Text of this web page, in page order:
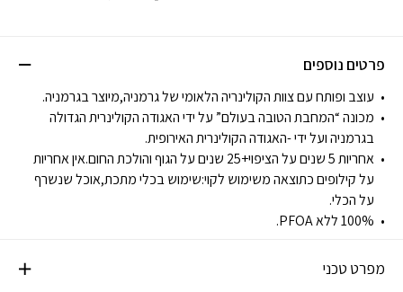
פרטים נוספים
עוצב ופותח עם צוות הקולינריה הלאומי של גרמניה,מיוצר בגרמניה.
מכונה “המחבת הטובה בעולם” על ידי האגודה הקולינרית הגדולה
בגרמניה ועל ידי -האגודה הקולינרית האירופית.
אחריות 5 שנים על הציפוי+25 שנים על הגוף והולכת החום.אין אחריות
על קילופים כתוצאה משימוש לקוי:שימוש בכלי מתכת,אוכל שנשרף
על הכלי.
100% ללא PFOA.
מפרט טכני